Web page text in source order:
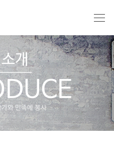
개
와 민족에 봉사